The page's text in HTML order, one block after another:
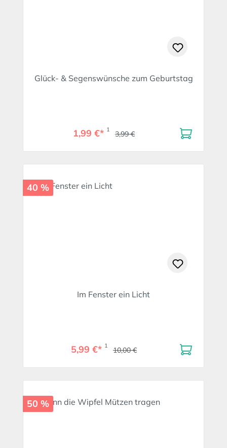
Glück- & Segenswünsche zum Geburtstag
1,99 €* 1 3,99 €
40 %
Im Fenster ein Licht
5,99 €* 1 10,00 €
50 %